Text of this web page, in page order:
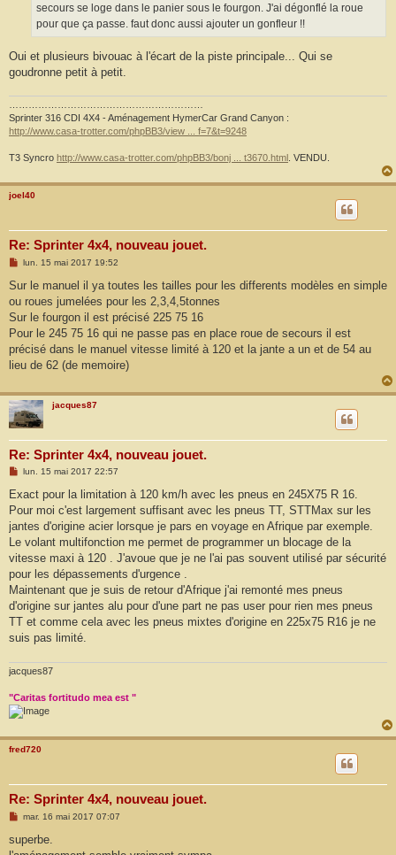
secours se loge dans le panier sous le fourgon. J'ai dégonflé la roue
pour que ça passe. faut donc aussi ajouter un gonfleur !!
Oui et plusieurs bivouac à l'écart de la piste principale... Qui se
goudronne petit à petit.
Sprinter 316 CDI 4X4 - Aménagement HymerCar Grand Canyon :
http://www.casa-trotter.com/phpBB3/view ... f=7&t=9248
T3 Syncro http://www.casa-trotter.com/phpBB3/bonj ... t3670.html . VENDU.
joel40
Re: Sprinter 4x4, nouveau jouet.
M
s
a
g
lun. 15 mai 2017 19:52
Sur le manuel il ya toutes les tailles pour les differents modèles en simple
ou roues jumelées pour les 2,3,4,5tonnes
Sur le fourgon il est précisé 225 75 16
Pour le 245 75 16 qui ne passe pas en place roue de secours il est
précisé dans le manuel vitesse limité à 120 et la jante a un et de 54 au
lieu de 62 (de memoire)
jacques87
Re: Sprinter 4x4, nouveau jouet.
M
s
a
g
lun. 15 mai 2017 22:57
Exact pour la limitation à 120 km/h avec les pneus en 245X75 R 16.
Pour moi c'est largement suffisant avec les pneus TT, STTMax sur les
jantes d'origine acier lorsque je pars en voyage en Afrique par exemple.
Le volant multifonction me permet de programmer un blocage de la
vitesse maxi à 120 . J'avoue que je ne l'ai pas souvent utilisé par sécurité
pour les dépassements d'urgence .
Maintenant que je suis de retour d'Afrique j'ai remonté mes pneus
d'origine sur jantes alu pour d'une part ne pas user pour rien mes pneus
TT et comme cela avec les pneus mixtes d'origine en 225x75 R16 je ne
suis pas limité.
jacques87
"Caritas fortitudo mea est "
fred720
Re: Sprinter 4x4, nouveau jouet.
M
s
s
mar. 16 mai 2017 07:07
superbe.